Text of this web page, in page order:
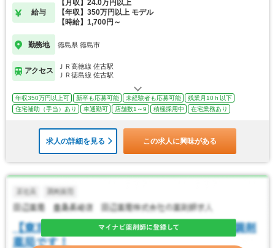
給与
【月収】24.0万円以上
【年収】350万円以上 モデル
【時給】1,700円～
勤務地 徳島県 徳島市
アクセス
ＪＲ高徳線 佐古駅
ＪＲ徳島線 佐古駅
年収350万円以上可 新卒も応募可能 未経験者も応募可能
残業月10ｈ以下
住宅補助（手当）あり
車通勤可 店舗数1～9 積極採用中 在宅業務あり
求人の詳細を見る この求人に興味がある